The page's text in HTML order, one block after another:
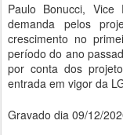
Paulo Bonucci,
demanda pelos
crescimento no
período do ano
por conta dos
entrada em vigor da
Gravado dia 09/12/